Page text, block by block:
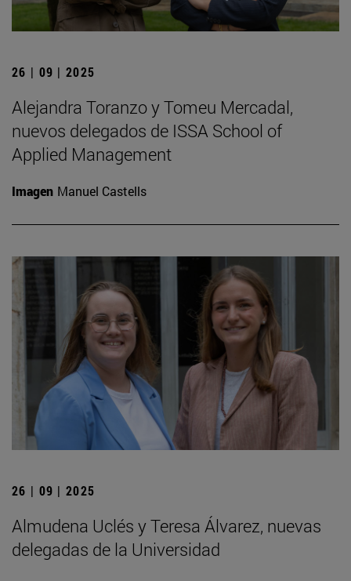
26 | 09 | 2025
Alejandra Toranzo y Tomeu Mercadal,
nuevos delegados de ISSA School of
Applied Management
Imagen Manuel Castells
26 | 09 | 2025
Almudena Uclés y Teresa Álvarez, nuevas
delegadas de la Universidad